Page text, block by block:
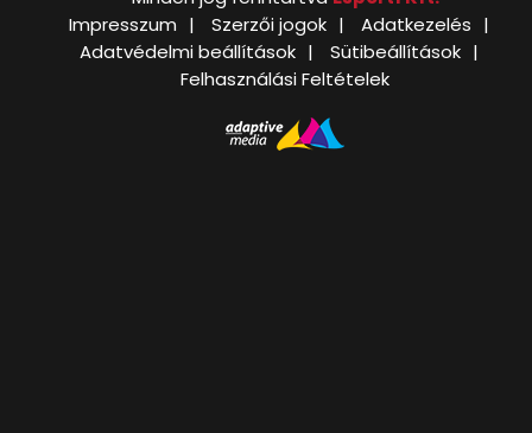
Impresszum
Szerzői jogok
Adatkezelés
Adatvédelmi beállítások
Sütibeállítások
Felhasználási Feltételek